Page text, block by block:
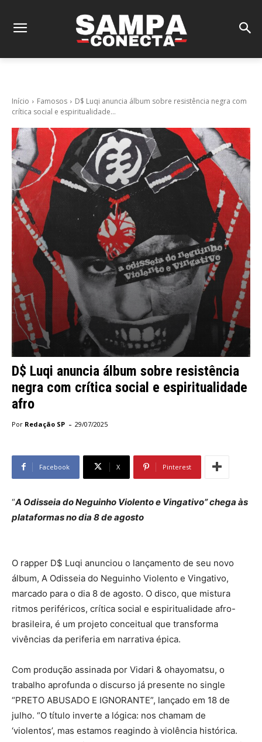
Início Famosos
D$ Luqi anuncia álbum sobre resistência negra com
crítica social e espiritualidade...
D$ Luqi anuncia álbum sobre resistência
negra com crítica social e espiritualidade
afro
Por Redação SP - 29/07/2025
Facebook X Pinterest
“A Odisseia do Neguinho Violento e Vingativo” chega às
plataformas no dia 8 de agosto
O rapper D$ Luqi anunciou o lançamento de seu novo
álbum, A Odisseia do Neguinho Violento e Vingativo,
marcado para o dia 8 de agosto. O disco, que mistura
ritmos periféricos, crítica social e espiritualidade afro-
brasileira, é um projeto conceitual que transforma
vivências da periferia em narrativa épica.
Com produção assinada por Vidari & ohayomatsu, o
trabalho aprofunda o discurso já presente no single
“PRETO ABUSADO E IGNORANTE”, lançado em 18 de
julho. “O título inverte a lógica: nos chamam de
‘violentos’, mas estamos reagindo à violência histórica.